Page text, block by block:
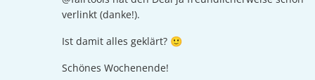
verlinkt (danke!).
Ist damit alles geklärt? 🙂
Schönes Wochenende!